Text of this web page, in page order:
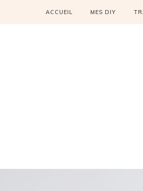
ACCUEIL MES DIY